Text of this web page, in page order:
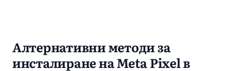
Алтернативни методи за
инсталиране на Meta Pixel в